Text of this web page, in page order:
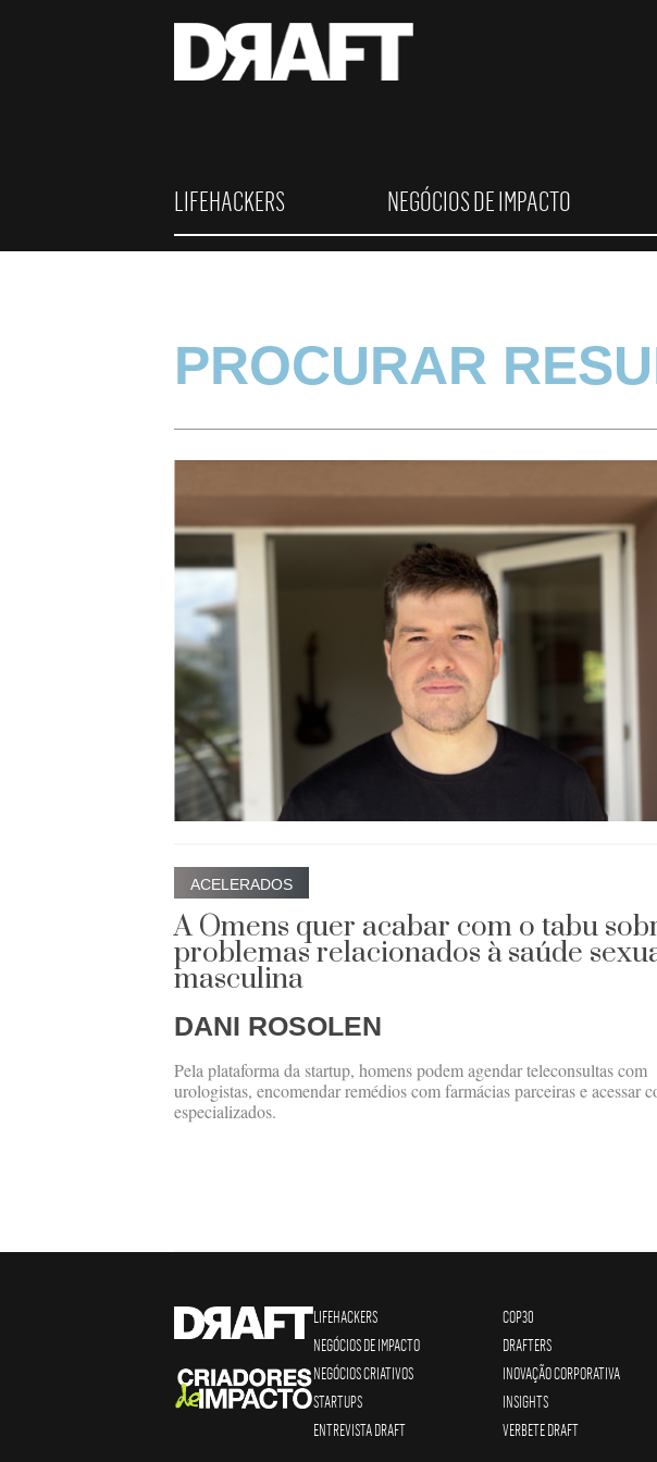
LIFEHACKERS NEGÓCIOS DE IMPACTO
PROCURAR
ACELERADOS
A Omens quer acabar com o tabu
problemas relacionados à saúde
masculina
DANI ROSOLEN
Pela plataforma da startup, homens podem agendar teleconsultas com
urologistas, encomendar remédios com farmácias parceiras e acessar
especializados.
LIFEHACKERS
NEGÓCIOS DE IMPACTO
NEGÓCIOS CRIATIVOS
STARTUPS
ENTREVISTA DRAFT
COP30
DRAFTERS
INOVAÇÃO CORPORATIVA
INSIGHTS
VERBETE DRAFT